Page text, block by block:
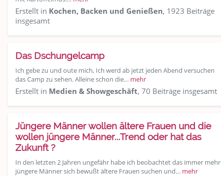
Erstellt in Kochen, Backen und Genießen, 1923 Beiträge
insgesamt
Das Dschungelcamp
Ich gebe zu und oute mich, Ich werd ab jetzt jeden Abend versuchen
das Camp zu sehen. Alleine schon die… mehr
Erstellt in Medien & Showgeschäft, 70 Beiträge insgesamt
Jüngere Männer wollen ältere Frauen und die
wollen jüngere Männer...Trend oder hat das
Zukunft ?
In den letzten 2 Jahren ungefähr habe ich beobachtet das immer mehr
jüngere Männer sich bewußt ältere Frauen suchen und… mehr